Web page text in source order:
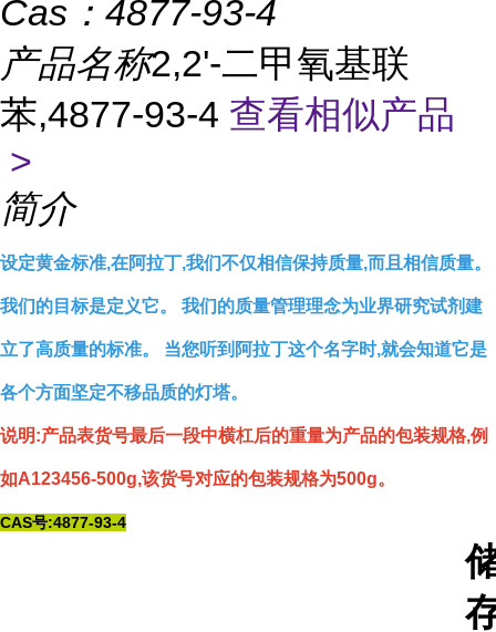
Cas： 4877-93-4
产品名称2,2'-二甲氧基联
苯,4877-93-4 查看相似产品
>
简介
设定黄金标准,在阿拉丁,我们不仅相信保持质量,而且相信质量。
我们的目标是定义它。 我们的质量管理理念为业界研究试剂建
立了高质量的标准。 当您听到阿拉丁这个名字时,就会知道它是
各个方面坚定不移品质的灯塔。
说明:产品表货号最后一段中横杠后的重量为产品的包装规格,例
如A123456-500g,该货号对应的包装规格为500g。
CAS号:4877-93-4